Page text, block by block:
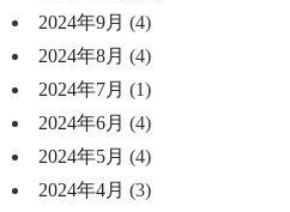
2024年9月 (4)
2024年8月 (4)
2024年7月 (1)
2024年6月 (4)
2024年5月 (4)
2024年4月 (3)